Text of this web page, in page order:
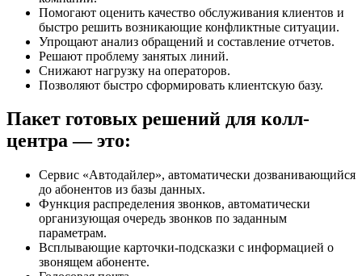
Помогают оценить качество обслуживания клиентов и
быстро решить возникающие конфликтные ситуации.
Упрощают анализ обращений и составление отчетов.
Решают проблему занятых линий.
Снижают нагрузку на операторов.
Позволяют быстро сформировать клиентскую базу.
Пакет готовых решений для колл-
центра — это:
Сервис «Автодайлер», автоматически дозванивающийся
до абонентов из базы данных.
Функция распределения звонков, автоматически
организующая очередь звонков по заданным
параметрам.
Всплывающие карточки-подсказки с информацией о
звонящем абоненте.